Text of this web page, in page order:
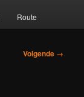
Route
Volgende →